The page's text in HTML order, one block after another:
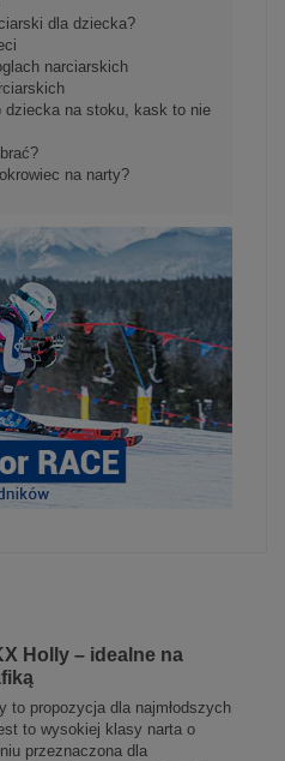
dla dziecka?
narciarskich
dziecka na stoku, kask to nie
na narty?
Holly – idealne na
to propozycja dla najmłodszych
to wysokiej klasy narta o
przeznaczona dla